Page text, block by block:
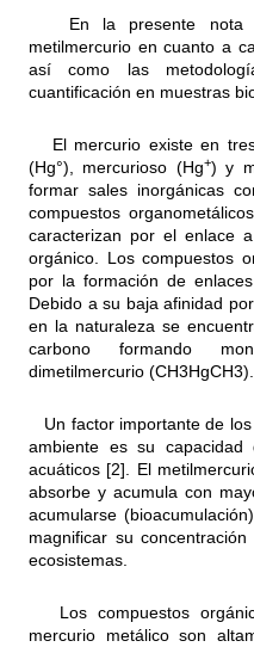
En la presente nota
metilmercurio en cuanto a
así como las
cuantificación en muestras
El mercurio existe en
(Hg°), mercurioso (Hg+) y
formar sales inorgánicas
compuestos
caracterizan por el enlace
orgánico. Los compuestos
por la formación de
Debido a su baja afinidad
en la naturaleza se
carbono formando
dimetilmercurio (CH3HgCH3).
Un factor importante de
ambiente es su capacidad
acuáticos [2]. El
absorbe y acumula con
acumularse
magnificar su
ecosistemas.
Los compuestos
mercurio metálico son